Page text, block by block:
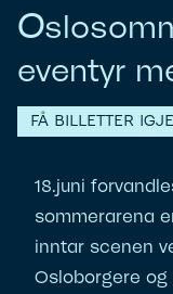
O
eventyr
FÅ BILLETTER
18.juni
sommerarena
inntar scenen
Osloborgere